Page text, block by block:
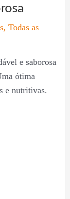
, Todas as
e saborosa
ótima
e nutritivas.